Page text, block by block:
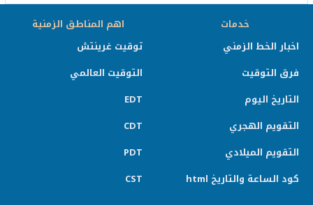
خدمات
اخبار الخط الزمني
فرق التوقيت
التاريخ اليوم
التقويم الهجري
التقويم الميلادي
كود الساعة والتاريخ html
اهم المناطق الزمنية
توقيت غرينتش
التوقيت العالمي
EDT
CDT
PDT
CST